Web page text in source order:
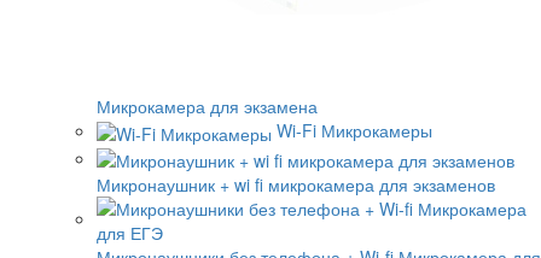
Микрокамера для экзамена
Wi-Fi Микрокамеры
Микронаушник + wi fi микрокамера для экзаменов